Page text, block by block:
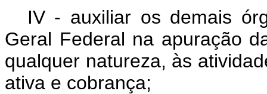
IV - auxiliar os demais
Geral Federal na apuração
qualquer natureza, às
ativa e cobrança;